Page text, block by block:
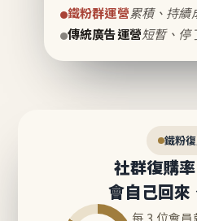
鐵粉群運營累積、持
傳統廣告運營短暫、停
鐵粉
社群復購率
會自己回來
每 3 位會